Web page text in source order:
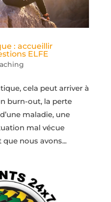
: accueillir
ELFE
cela peut arriver à
burn-out, la perte
maladie, une
mal vécue
nous avons...